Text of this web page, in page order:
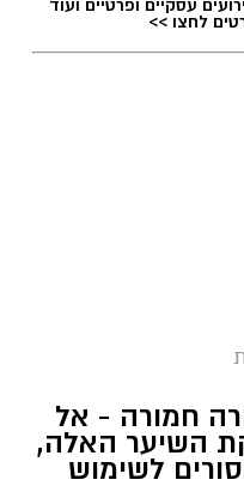
עסקיים ופרטיים ועוד
לחצו >>
חמורה - אל
השיער האלה,
לשימוש